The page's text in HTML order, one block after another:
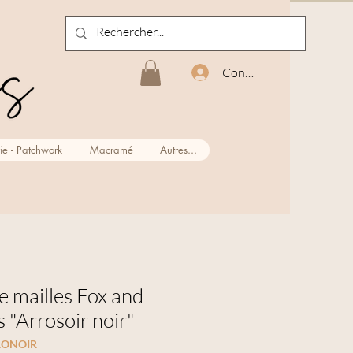
Connexion
- Patchwork Macramé Autres...
mailles Fox and
"Arrosoir noir"